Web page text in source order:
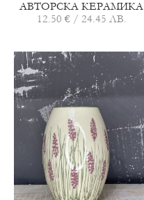
АВТОРСКА КЕРАМИКА
12.50 € / 24.45 ЛВ.